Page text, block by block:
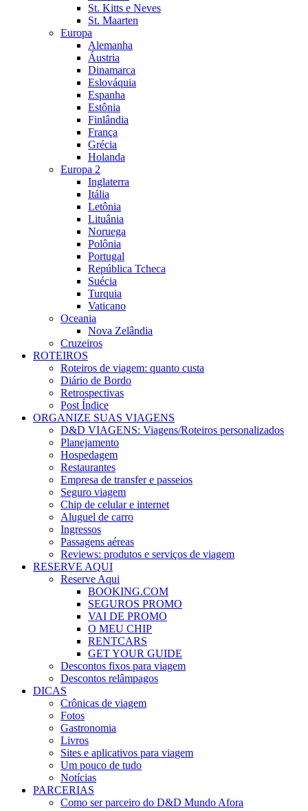
St. Kitts e Neves
St. Maarten
Europa
Alemanha
Áustria
Dinamarca
Eslováquia
Espanha
Estônia
Finlândia
França
Grécia
Holanda
Europa 2
Inglaterra
Itália
Letônia
Lituânia
Noruega
Polônia
Portugal
República Tcheca
Suécia
Turquia
Vaticano
Oceania
Nova Zelândia
Cruzeiros
ROTEIROS
Roteiros de viagem: quanto custa
Diário de Bordo
Retrospectivas
Post Índice
ORGANIZE SUAS VIAGENS
D&D VIAGENS: Viagens/Roteiros personalizados
Planejamento
Hospedagem
Restaurantes
Empresa de transfer e passeios
Seguro viagem
Chip de celular e internet
Aluguel de carro
Ingressos
Passagens aéreas
Reviews: produtos e serviços de viagem
RESERVE AQUI
Reserve Aqui
BOOKING.COM
SEGUROS PROMO
VAI DE PROMO
O MEU CHIP
RENTCARS
GET YOUR GUIDE
Descontos fixos para viagem
Descontos relâmpagos
DICAS
Crônicas de viagem
Fotos
Gastronomia
Livros
Sites e aplicativos para viagem
Um pouco de tudo
Notícias
PARCERIAS
Como ser parceiro do D&D Mundo Afora